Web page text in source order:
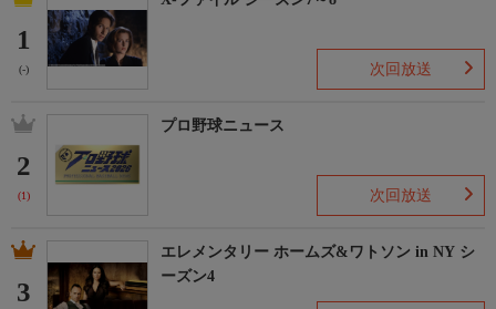
1
(-) 次回放送
2
(1)
プロ野球ニュース
次回放送
3
エレメンタリー ホームズ&ワトソン in NY シ
ーズン4